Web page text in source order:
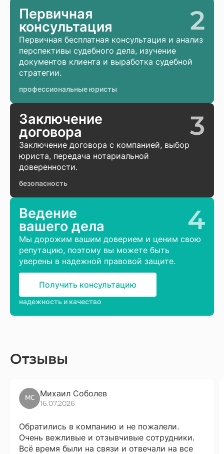
Первичная
консультация
2
Первичная бесплатная консультация и анализ
перспективы судебного дела, изучение
документов клиента и выработка судебной
стратегии.
профессиональные юристы
Заключение
договора
3
Заключение договора с компанией, выбор
юриста, передача нотариальной
доверенности.
безопасность
Ведение
вашего дела
4
Мы дорожим вашим доверием и ценим свою
репутацию, поэтому вы можете быть
уверены в надежной правовой защите.
Получить консультацию
надежность и качество
Отзывы
Михаил Соболев
16.07.2026
Обратились в компанию и не пожалели.
Очень вежливые и отзывчивые сотрудники.
Всё время были на связи и отвечали на все